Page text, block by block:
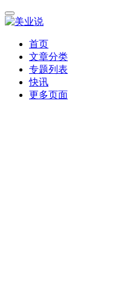
首页
文章分类
专题列表
快讯
更多页面